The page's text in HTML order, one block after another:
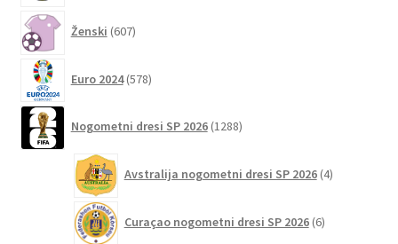
Ženski 607izdelkov
Euro 2024 578izdelkov
Nogometni dresi SP 2026 1288izdelkov
Avstralija nogometni dresi SP 2026 4izdelki
Curaçao nogometni dresi SP 2026 6izdelkov